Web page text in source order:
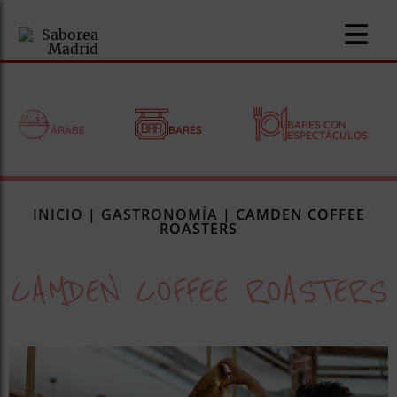
ÁRABE BARES
BARES CON
ESPECTÁCULOS
INICIO | GASTRONOMÍA | CAMDEN COFFEE
ROASTERS
CAMDEN COFFEE ROASTERS